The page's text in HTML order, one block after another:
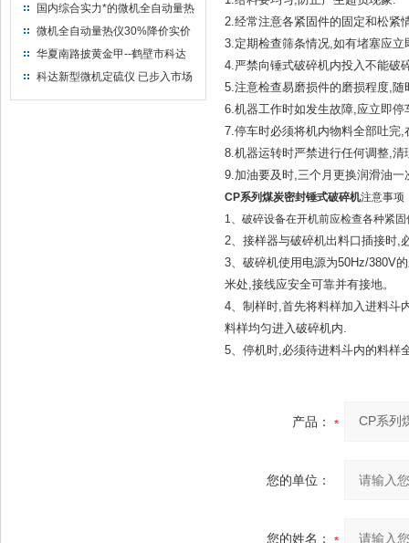
量热仪
国内综合实力*的微机全自动量热
仪制造企业
微机全自动量热仪30%降价实价
出售
华夏南路披黄金甲--鹤壁市科达
仪器仪表有限公司
科达新型微机定硫仪 已步入市场
2.经常注意各紧固件的固定和松紧
3.定期检查筛条情况,如有堵塞应立
4.严禁向锤式破碎机内投入不能破
5.注意检查易磨损件的磨损程度,
6.机器工作时如发生故障,应立即
7.停车时必须将机内物料全部吐完
8.机器运转时严禁进行任何调整,
9.加油要及时,三个月更换润滑油
CP系列煤炭密封锤式破碎机注意事项
1、破碎设备在开机前应检查各种紧
2、接样器与破碎机出料口插接时,
3、破碎机使用电源为50Hz/380V
米处,接线应安全可靠并有接地。
4、制样时,首先将料样加入进料斗
料样均匀进入破碎机内.
5、停机时,必须待进料斗内的料样
产品：
您的单位：
您的姓名：